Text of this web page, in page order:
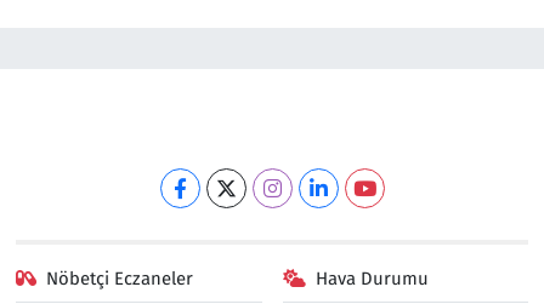
Nöbetçi Eczaneler Hava Durumu